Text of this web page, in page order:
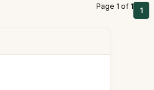
Page 1 of 1 1